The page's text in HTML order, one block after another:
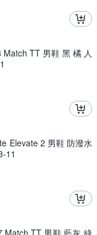
TT 男鞋 黑 橘 人
Elevate 2 男鞋 防潑水
11